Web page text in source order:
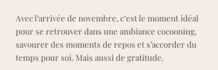
Avec l’arrivée de novembre, c’est le moment idéal
pour se retrouver dans une ambiance cocooning,
savourer des moments de repos et s’accorder du
temps pour soi. Mais aussi de gratitude.